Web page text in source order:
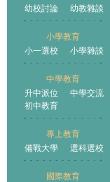
幼校討論
幼教雜談
小學教育
小一選校
小學雜談
中學教育
升中派位
中學交流
初中教育
專上教育
備戰大學
選科選校
國際教育